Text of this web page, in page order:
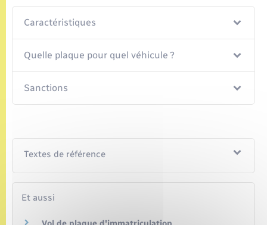
Caractéristiques
Quelle plaque pour quel véhicule ?
Sanctions
Textes de référence
Et aussi